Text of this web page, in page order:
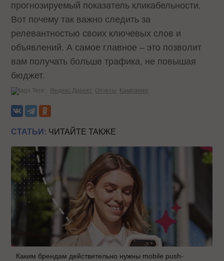
прогнозируемый показатель кликабельности.
Вот почему так важно следить за
релевантностью своих ключевых слов и
объявлений. А самое главное – это позволит
вам получать больше трафика, не повышая
бюджет.
Теги: Яндекс Директ Отчеты Кампании
СТАТЬИ: ЧИТАЙТЕ ТАКЖЕ
Каким брендам действительно нужны mobile push-